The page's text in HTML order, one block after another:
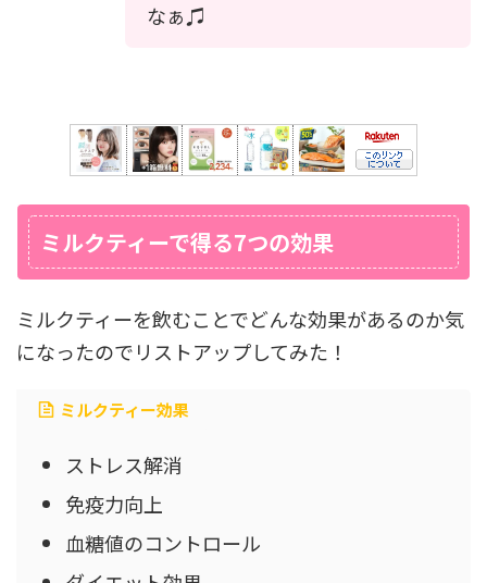
なぁ♫
ミルクティーで得る7つの効果
ミルクティーを飲むことでどんな効果があるのか気
になったのでリストアップしてみた！
ミルクティー効果
ストレス解消
免疫力向上
血糖値のコントロール